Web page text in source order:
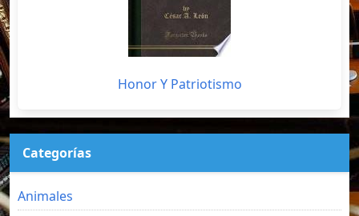
Honor Y Patriotismo
Categorías
Animales